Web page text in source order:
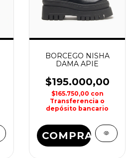
BORCEGO NISHA
DAMA APIE
$195.000,00
$165.750,00 con
Transferencia o
depósito bancario
COMPRAR